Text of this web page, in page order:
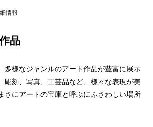
情報
品
多様なジャンルのアート作品が豊富に展示
彫刻、写真、工芸品など、様々な表現が美
さにアートの宝庫と呼ぶにふさわしい場所